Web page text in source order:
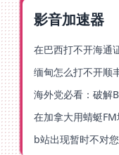
影音加速器